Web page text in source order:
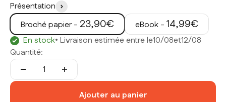
Présentation
Broché papier - Prix de vente
23,90€ eBook - Prix de vente
14,99€
En stock• Livraison estimée entre le10/08et12/08
Quantité:
Ajouter au panier